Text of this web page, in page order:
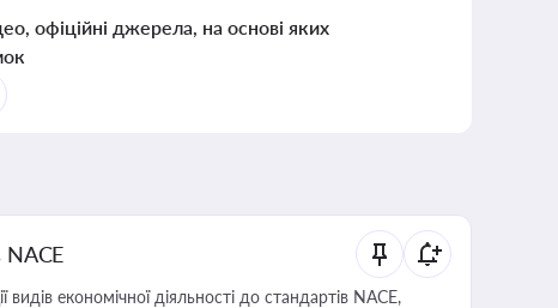
офіційні джерела, на основі яких
NACE
економічної діяльності до стандартів NACE,